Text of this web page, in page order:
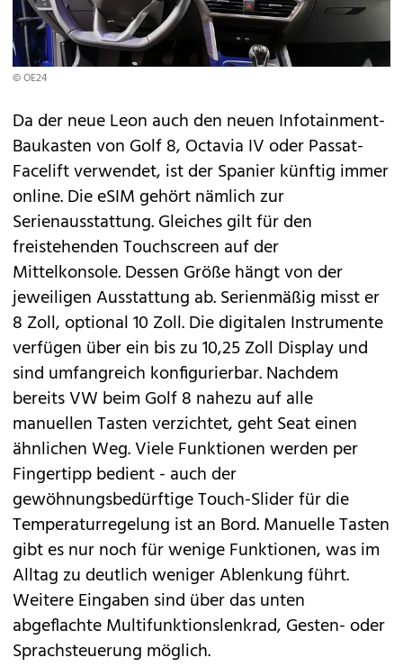
© OE24
Da der neue Leon auch den neuen Infotainment-
Baukasten von Golf 8, Octavia IV oder Passat-
Facelift verwendet, ist der Spanier künftig immer
online. Die eSIM gehört nämlich zur
Serienausstattung. Gleiches gilt für den
freistehenden Touchscreen auf der
Mittelkonsole. Dessen Größe hängt von der
jeweiligen Ausstattung ab. Serienmäßig misst er
8 Zoll, optional 10 Zoll. Die digitalen Instrumente
verfügen über ein bis zu 10,25 Zoll Display und
sind umfangreich konfigurierbar. Nachdem
bereits VW beim Golf 8 nahezu auf alle
manuellen Tasten verzichtet, geht Seat einen
ähnlichen Weg. Viele Funktionen werden per
Fingertipp bedient - auch der
gewöhnungsbedürftige Touch-Slider für die
Temperaturregelung ist an Bord. Manuelle Tasten
gibt es nur noch für wenige Funktionen, was im
Alltag zu deutlich weniger Ablenkung führt.
Weitere Eingaben sind über das unten
abgeflachte Multifunktionslenkrad, Gesten- oder
Sprachsteuerung möglich.